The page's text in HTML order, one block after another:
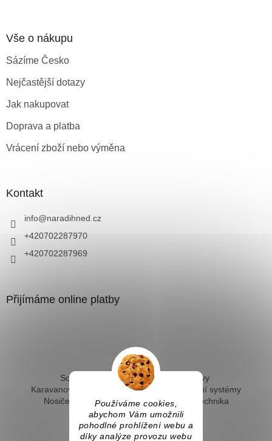
Používáme cookies,
abychom Vám umožnili
pohodlné prohlížení webu a
díky analýze provozu webu
Vše o nákupu
Sázíme Česko
Nejčastější dotazy
Jak nakupovat
Doprava a platba
Vrácení zboží nebo výměna
Kontakt
info@naradihned.cz
+420702287970
+420702287969
Přijímáme online platby
Solární ohřev vody - kompletní sestavy
Karavanové solární systémy
Ostrovní solární systémy
Nosiče kol na tažné
Hevery a dílenská technika
Fotovoltaický ohřev vody